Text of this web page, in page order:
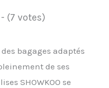
(7 votes)
bagages adaptés
de ses
SHOWKOO se